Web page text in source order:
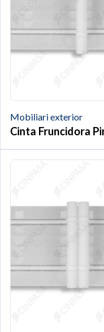
Mobiliari exterior
Cinta Fruncidora